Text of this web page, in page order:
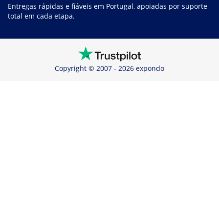
Entregas rápidas e fiáveis em Portugal, apoiadas por suporte
total em cada etapa.
Copyright © 2007 - 2026 expondo